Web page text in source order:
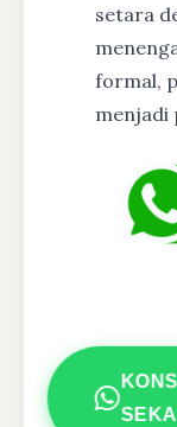
setara
formal,
menjadi